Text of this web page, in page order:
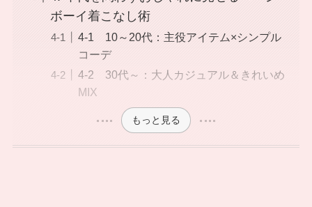
ボーイ着こなし術
4-1 10～20代：主役アイテム×シンプル
コーデ
4-2 30代～：大人カジュアル＆きれいめ
MIX
もっと見る